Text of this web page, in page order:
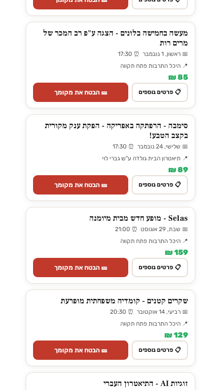
מעשה בחמישה בלונים - הצגה ע"פ רב המכר של
מרים רות
📅 ראשון, 1 נובמבר ⏰ 17:30
📍 היכל התרבות פתח תקווה
85 ₪
📋 פרטים נוספים 🎫 הבטח את מקומך
סימבה - הרפתקה באפריקה - הפקת ענק מקורית
בקצב הטבע!
📅 שלישי, 24 נובמבר ⏰ 17:30
📍 תיאטרון הבית גולדה ע"ש גברי לוי
89 ₪
📋 פרטים נוספים 🎫 הבטח את מקומך
Selas - מופע חדש מבית מיומנה
📅 שבת, 29 אוגוסט ⏰ 21:00
📍 היכל התרבות פתח תקווה
159 ₪
📋 פרטים נוספים 🎫 הבטח את מקומך
שקרים קטנים - קומדיה משפחתית מופרעת
📅 רביעי, 14 אוקטובר ⏰ 20:30
📍 היכל התרבות פתח תקווה
129 ₪
📋 פרטים נוספים 🎫 הבטח את מקומך
זוגיות AI - התיאטרון העברי